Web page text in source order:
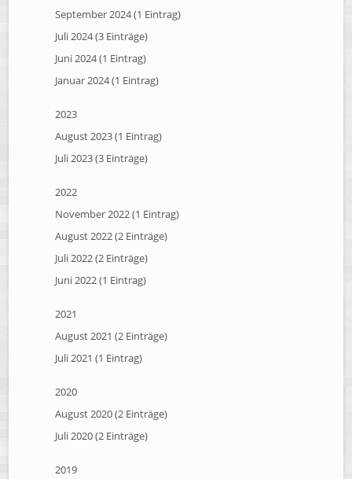
September 2024 (1 Eintrag)
Juli 2024 (3 Einträge)
Juni 2024 (1 Eintrag)
Januar 2024 (1 Eintrag)
2023
August 2023 (1 Eintrag)
Juli 2023 (3 Einträge)
2022
November 2022 (1 Eintrag)
August 2022 (2 Einträge)
Juli 2022 (2 Einträge)
Juni 2022 (1 Eintrag)
2021
August 2021 (2 Einträge)
Juli 2021 (1 Eintrag)
2020
August 2020 (2 Einträge)
Juli 2020 (2 Einträge)
2019